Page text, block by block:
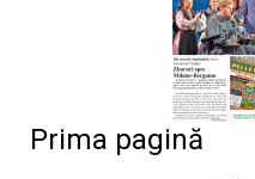
Prima pagină